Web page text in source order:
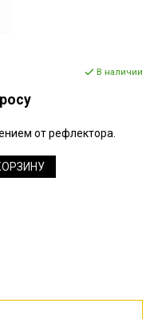
В наличии
от рефлектора.